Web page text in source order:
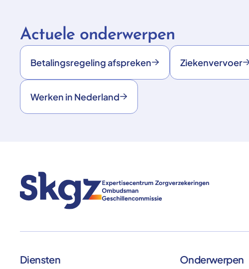
Actuele onderwerpen
Betalingsregeling afspreken Ziekenvervoer
Werken in Nederland
Diensten Onderwerpen